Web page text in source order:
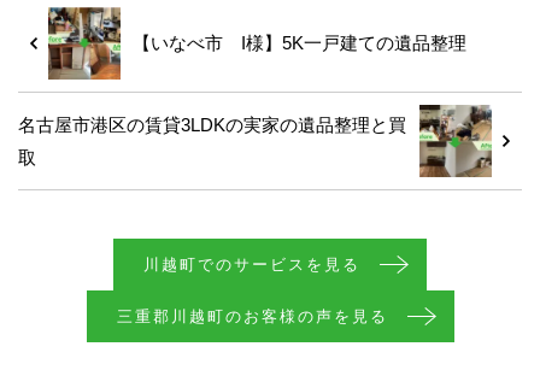
【いなべ市 I様】5K一戸建ての遺品整理
名古屋市港区の賃貸3LDKの実家の遺品整理と買
取
川越町でのサービスを見る
三重郡川越町のお客様の声を見る